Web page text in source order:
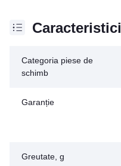
Caracteristici
Categoria piese de
schimb
Garanție
Greutate, g